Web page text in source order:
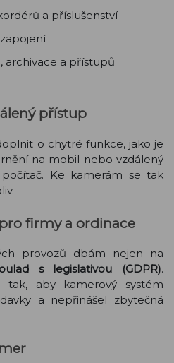
a příslušenství
archivace a přístupů
přístup
o chytré funkce, jako je
na mobil nebo vzdálený
Ke kamerám se tak
firmy a ordinace
provozů dbám nejen na
s legislativou (GDPR).
tak, aby kamerový systém
a nepřinášel zbytečná